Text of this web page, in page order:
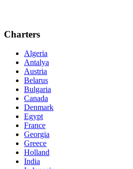
Charters
Algeria
Antalya
Austria
Belarus
Bulgaria
Canada
Denmark
Egypt
France
Georgia
Greece
Holland
India